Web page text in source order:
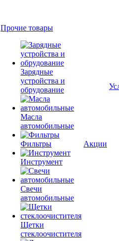
Прочие товары
Зарядные
устройства и
обрудование
Масла
автомобильные
Фильтры
Инструмент
Свечи
автомобильные
Щетки
стеклоочистителя
Акции